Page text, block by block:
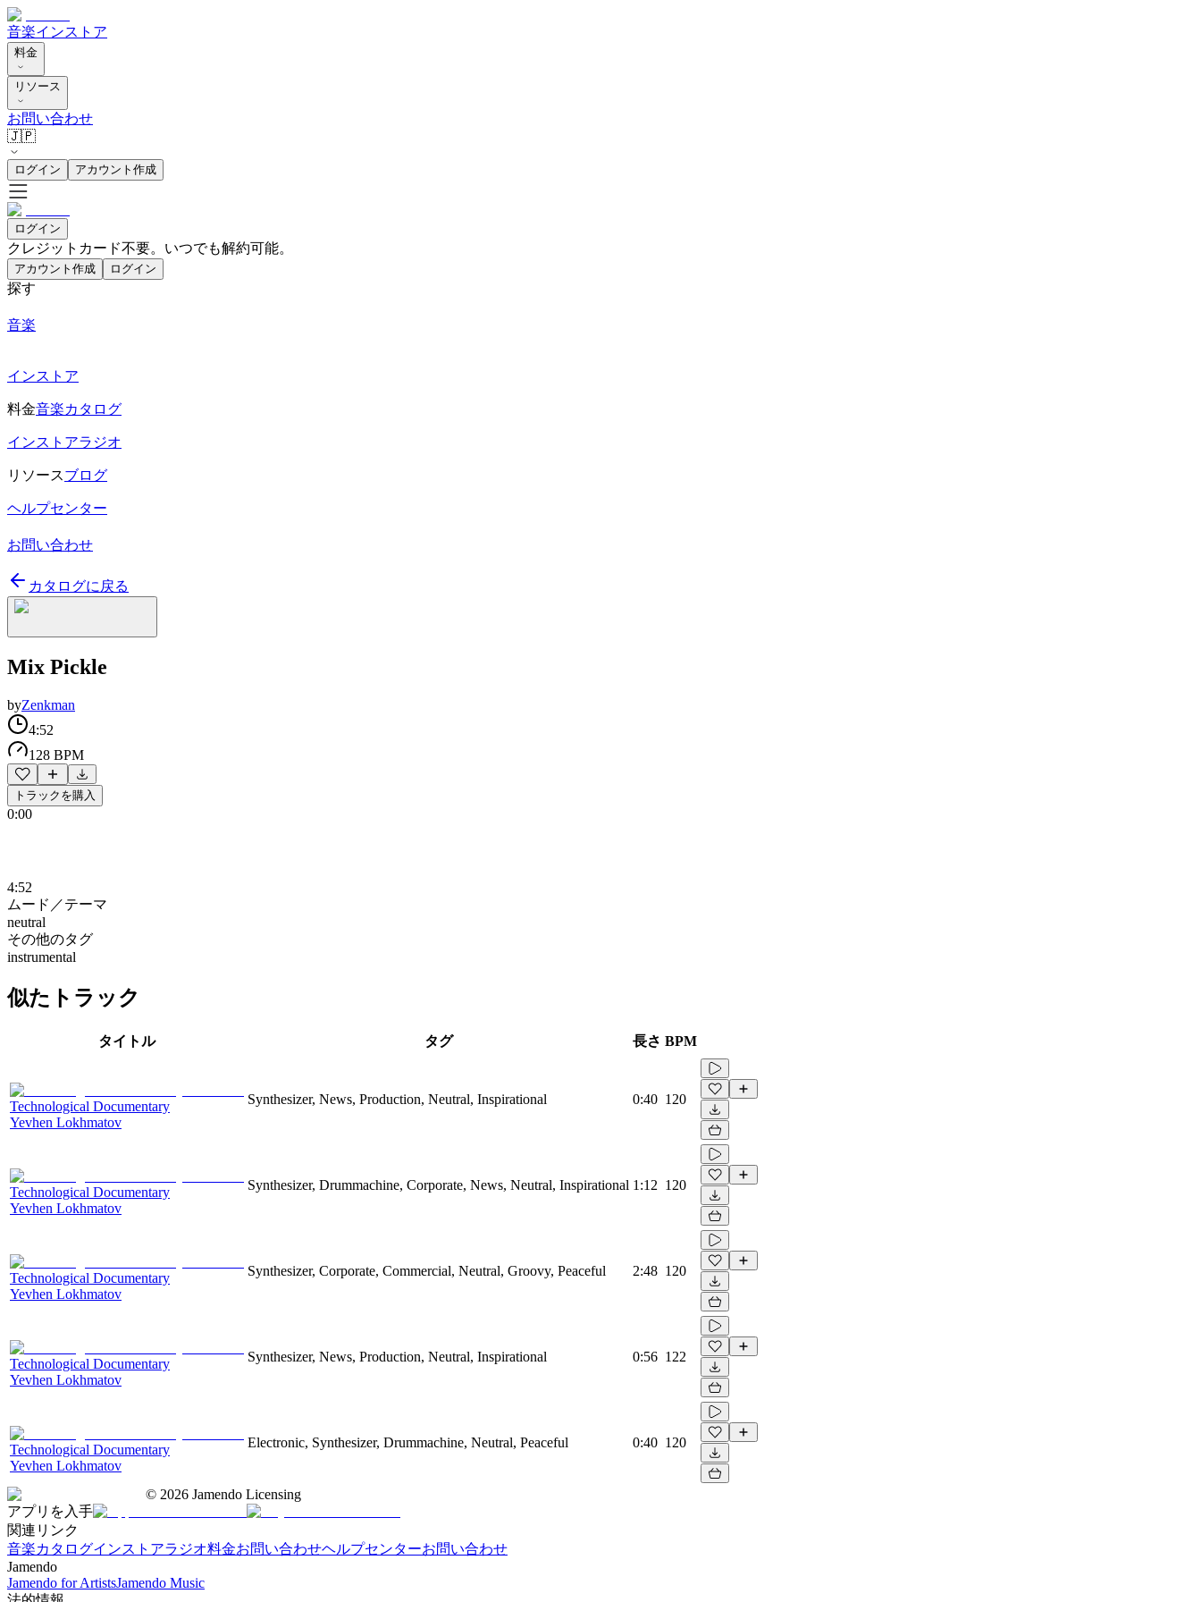
音楽インストア
料金
リソース
お問い合わせ
🇯🇵
ログイン アカウント作成
ログイン
クレジットカード不要。いつでも解約可能。
アカウント作成 ログイン
探す
音楽
インストア
料金音楽カタログ
インストアラジオ
リソースブログ
ヘルプセンター
お問い合わせ
カタログに戻る
Mix Pickle
byZenkman
4:52
128 BPM
トラックを購入
0:00
4:52
ムード／テーマ
neutral
その他のタグ
instrumental
似たトラック
タイトル タグ 長さ BPM
Technological Documentary
Yevhen Lokhmatov
Synthesizer, News, Production, Neutral, Inspirational 0:40 120
Technological Documentary
Yevhen Lokhmatov
Synthesizer, Drummachine, Corporate, News, Neutral, Inspirational 1:12 120
Technological Documentary
Yevhen Lokhmatov
Synthesizer, Corporate, Commercial, Neutral, Groovy, Peaceful 2:48 120
Technological Documentary
Yevhen Lokhmatov
Synthesizer, News, Production, Neutral, Inspirational 0:56 122
Technological Documentary
Yevhen Lokhmatov
Electronic, Synthesizer, Drummachine, Neutral, Peaceful 0:40 120
© 2026 Jamendo Licensing
アプリを入手
関連リンク
音楽カタログインストアラジオ料金お問い合わせヘルプセンターお問い合わせ
Jamendo
Jamendo for ArtistsJamendo Music